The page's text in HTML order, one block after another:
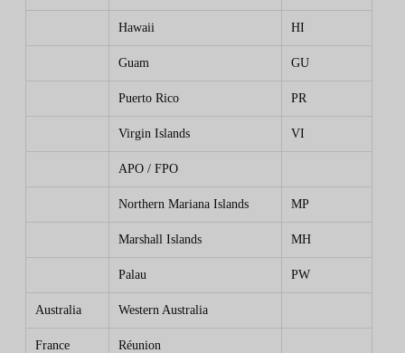
Hawaii HI
Guam GU
Puerto Rico PR
Virgin Islands VI
APO / FPO
Northern Mariana Islands MP
Marshall Islands MH
Palau PW
Australia Western Australia
France Réunion